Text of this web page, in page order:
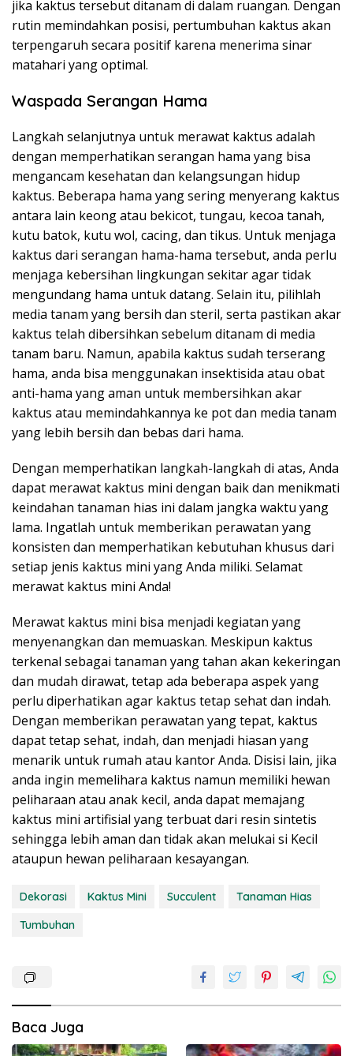
jika kaktus tersebut ditanam di dalam ruangan. Dengan
rutin memindahkan posisi, pertumbuhan kaktus akan
terpengaruh secara positif karena menerima sinar
matahari yang optimal.
Waspada Serangan Hama
Langkah selanjutnya untuk merawat kaktus adalah
dengan memperhatikan serangan hama yang bisa
mengancam kesehatan dan kelangsungan hidup
kaktus. Beberapa hama yang sering menyerang kaktus
antara lain keong atau bekicot, tungau, kecoa tanah,
kutu batok, kutu wol, cacing, dan tikus. Untuk menjaga
kaktus dari serangan hama-hama tersebut, anda perlu
menjaga kebersihan lingkungan sekitar agar tidak
mengundang hama untuk datang. Selain itu, pilihlah
media tanam yang bersih dan steril, serta pastikan akar
kaktus telah dibersihkan sebelum ditanam di media
tanam baru. Namun, apabila kaktus sudah terserang
hama, anda bisa menggunakan insektisida atau obat
anti-hama yang aman untuk membersihkan akar
kaktus atau memindahkannya ke pot dan media tanam
yang lebih bersih dan bebas dari hama.
Dengan memperhatikan langkah-langkah di atas, Anda
dapat merawat kaktus mini dengan baik dan menikmati
keindahan tanaman hias ini dalam jangka waktu yang
lama. Ingatlah untuk memberikan perawatan yang
konsisten dan memperhatikan kebutuhan khusus dari
setiap jenis kaktus mini yang Anda miliki. Selamat
merawat kaktus mini Anda!
Merawat kaktus mini bisa menjadi kegiatan yang
menyenangkan dan memuaskan. Meskipun kaktus
terkenal sebagai tanaman yang tahan akan kekeringan
dan mudah dirawat, tetap ada beberapa aspek yang
perlu diperhatikan agar kaktus tetap sehat dan indah.
Dengan memberikan perawatan yang tepat, kaktus
dapat tetap sehat, indah, dan menjadi hiasan yang
menarik untuk rumah atau kantor Anda. Disisi lain, jika
anda ingin memelihara kaktus namun memiliki hewan
peliharaan atau anak kecil, anda dapat memajang
kaktus mini artifisial yang terbuat dari resin sintetis
sehingga lebih aman dan tidak akan melukai si Kecil
ataupun hewan peliharaan kesayangan.
Dekorasi Kaktus Mini Succulent
Tanaman Hias
Tumbuhan
Baca Juga